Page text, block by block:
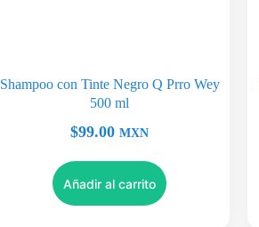
Shampoo con Tinte Negro Q Prro Wey
500 ml
$99.00 MXN
Añadir al carrito